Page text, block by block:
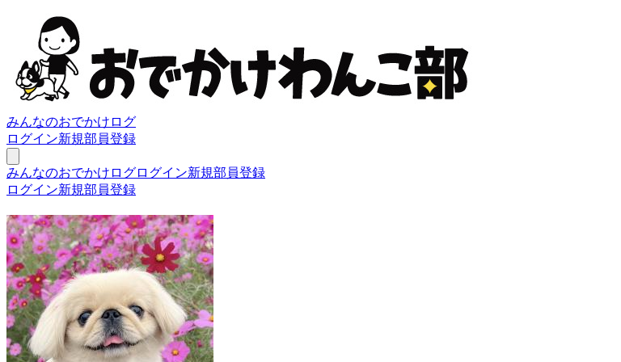
みんなのおでかけログ
ログイン新規部員登録
みんなのおでかけログログイン新規部員登録
ログイン新規部員登録